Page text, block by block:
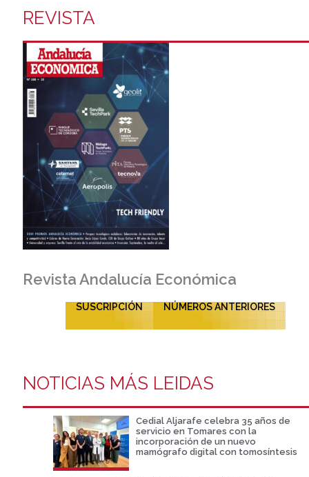
REVISTA
Revista Andalucía Económica
SUSCRIPCIÓN NÚMEROS ANTERIORES
NOTICIAS MÁS LEIDAS
Cedial Aljarafe celebra 35 años de
servicio en Tomares con la
incorporación de un nuevo
mamógrafo digital con tomosíntesis